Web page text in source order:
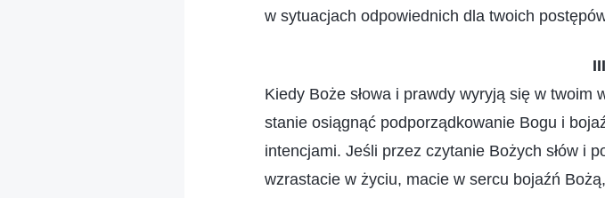
w sytuacjach odpowiednich dla twoich
III
Kiedy Boże słowa i prawdy wyryją się w
stanie osiągnąć podporządkowanie Bogu i
intencjami. Jeśli przez czytanie Bożych słów i
wzrastacie w życiu, macie w sercu bojaźń